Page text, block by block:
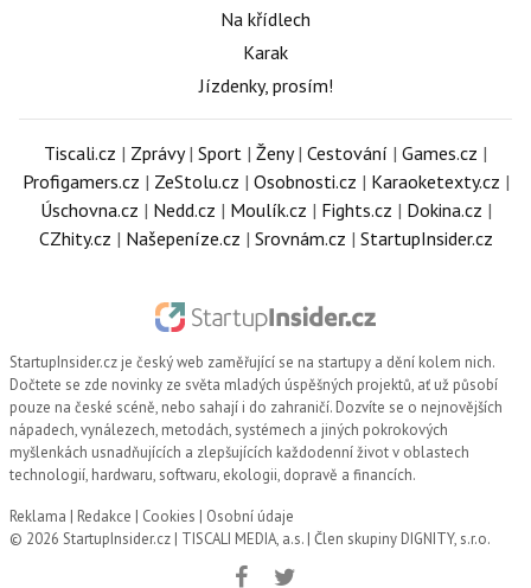
Na křídlech
Karak
Jízdenky, prosím!
Tiscali.cz | Zprávy| Sport | Ženy| Cestování | Games.cz |
Profigamers.cz | ZeStolu.cz | Osobnosti.cz | Karaoketexty.cz |
Úschovna.cz | Nedd.cz | Moulík.cz | Fights.cz | Dokina.cz |
CZhity.cz | Našepeníze.cz | Srovnám.cz | StartupInsider.cz
StartupInsider.cz je český web zaměřující se na startupy a dění kolem nich.
Dočtete se zde novinky ze světa mladých úspěšných projektů, ať už působí
pouze na české scéně, nebo sahají i do zahraničí. Dozvíte se o nejnovějších
nápadech, vynálezech, metodách, systémech a jiných pokrokových
myšlenkách usnadňujících a zlepšujících každodenní život v oblastech
technologií, hardwaru, softwaru, ekologii, dopravě a financích.
Reklama | Redakce | Cookies | Osobní údaje
© 2026 StartupInsider.cz | TISCALI MEDIA, a.s. | Člen skupiny DIGNITY, s.r.o.